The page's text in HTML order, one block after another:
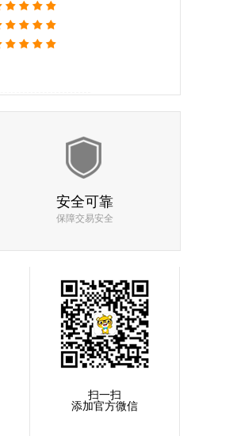
安全可靠
保障交易安全
扫一扫
添加官方微信